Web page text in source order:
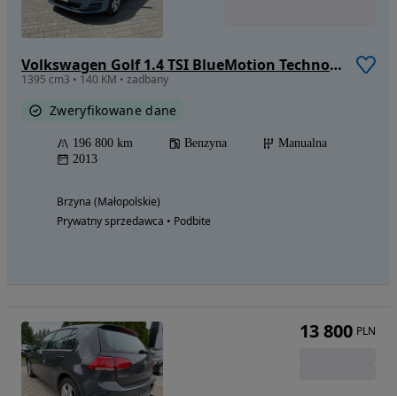
Volkswagen Golf 1.4 TSI BlueMotion Technology Comfortline
1395 cm3 • 140 KM • zadbany
Zweryfikowane dane
196 800 km Benzyna
Manualna
2013
Brzyna (Małopolskie)
Prywatny sprzedawca • Podbite
13 800 PLN